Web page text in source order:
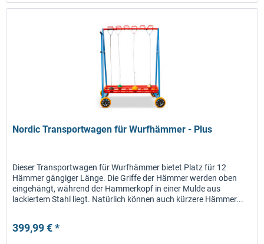
Nordic Transportwagen für Wurfhämmer - Plus
Dieser Transportwagen für Wurfhämmer bietet Platz für 12
Hämmer gängiger Länge. Die Griffe der Hämmer werden oben
eingehängt, während der Hammerkopf in einer Mulde aus
lackiertem Stahl liegt. Natürlich können auch kürzere Hämmer...
399,99 € *